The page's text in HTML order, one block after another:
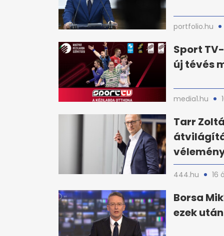
portfolio.hu
Sport
új tévés
media1.hu
Tarr
444.hu 16
Borsa
ezek